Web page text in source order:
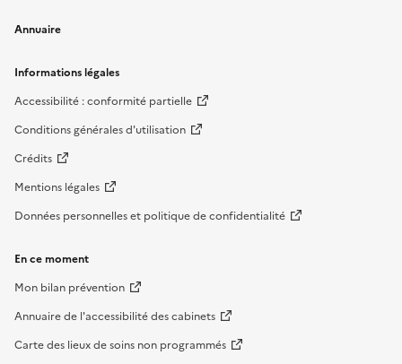
Annuaire
Informations légales
Accessibilité : conformité partielle
Conditions générales d'utilisation
Crédits
Mentions légales
Données personnelles et politique de confidentialité
En ce moment
Mon bilan prévention
Annuaire de l'accessibilité des cabinets
Carte des lieux de soins non programmés